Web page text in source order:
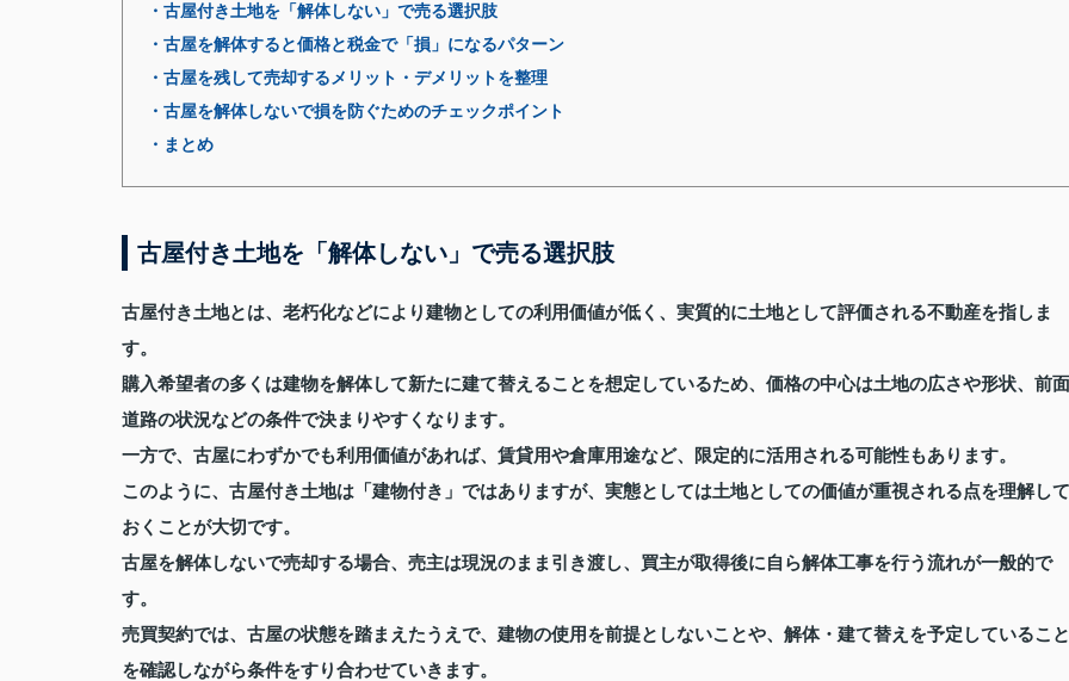
・古屋付き土地を「解体しない」で売る選択肢
・古屋を解体すると価格と税金で「損」になるパターン
・古屋を残して売却するメリット・デメリットを整理
・古屋を解体しないで損を防ぐためのチェックポイント
・まとめ
古屋付き土地を「解体しない」で売る選択肢
古屋付き土地とは、老朽化などにより建物としての利用価値が低く、実質的に土地として評価される不動産を指しま
す。
購入希望者の多くは建物を解体して新たに建て替えることを想定しているため、価格の中心は土地の広さや形状、前面
道路の状況などの条件で決まりやすくなります。
一方で、古屋にわずかでも利用価値があれば、賃貸用や倉庫用途など、限定的に活用される可能性もあります。
このように、古屋付き土地は「建物付き」ではありますが、実態としては土地としての価値が重視される点を理解して
おくことが大切です。
古屋を解体しないで売却する場合、売主は現況のまま引き渡し、買主が取得後に自ら解体工事を行う流れが一般的で
す。
売買契約では、古屋の状態を踏まえたうえで、建物の使用を前提としないことや、解体・建て替えを予定していること
を確認しながら条件をすり合わせていきます。